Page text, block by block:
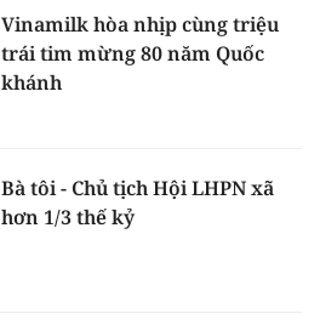
Vinamilk hòa nhịp cùng triệu
trái tim mừng 80 năm Quốc
khánh
Bà tôi - Chủ tịch Hội LHPN xã
hơn 1/3 thế kỷ